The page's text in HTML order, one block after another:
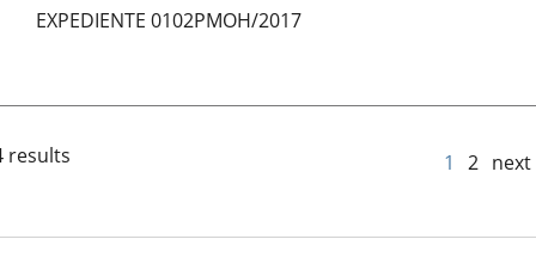
EXPEDIENTE 0102PMOH/2017
results 1 2 next